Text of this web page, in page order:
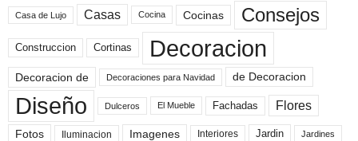
Casa de Lujo Casas Cocina Cocinas Consejos
Construccion Cortinas Decoracion
Decoracion de Decoraciones para Navidad de Decoracion
Diseño Dulceros El Mueble Fachadas Flores
Fotos Iluminacion Imagenes Interiores Jardin Jardines